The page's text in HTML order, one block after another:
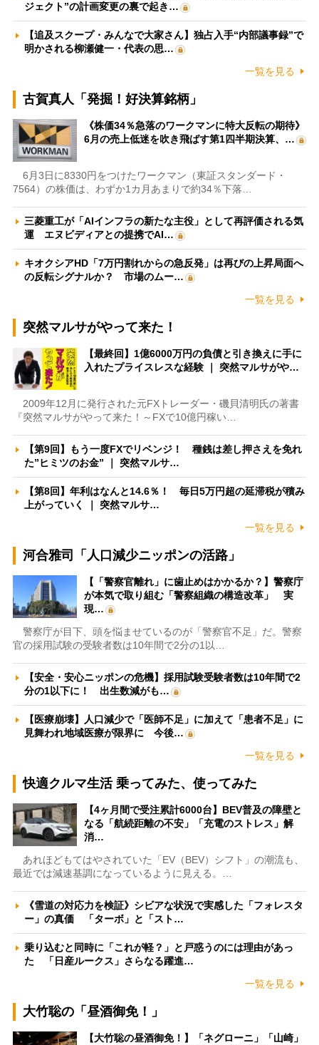
ジェクト”の計画変更の裏で起き…
【追及スクープ・みんなで大家さん】独占入手“内部議事録”で
明かされる柳瀬健一・代表の思…
一覧を見る
古賀真人「発掘！好決算銘柄」
《株価34％急落のワークマンに特大反転の期待》
6月の売上低迷を吹き飛ばす第1四半期決算、…
6月3日に8330円をつけたワークマン（東証スタンダード・
7564）の株価は、わずか1カ月あまりで約34％下落…
三菱重工が「AIインフラの新たな主役」として再評価される気
運 エヌビディアとの提携でAI…
キオクシアHD「7万円割れからの急反発」は再びの上昇局面へ
の反転シグナルか？ 市場のムー…
一覧を見る
突然マルサがやって来た！
【最終回】1億6000万円の負債と引き換えに手に
入れたプライスレスな経験 ｜ 突然マルサがや…
2009年12月に発行された元FXトレーダー・磯貝清明氏の著書
『突然マルサがやって来た！～FXで10億円稼い…
【第9回】もう一度FXでリベンジ！ 種銭は差し押さえを免れ
た”ヒミツのお金” ｜ 突然マルサ…
【第8回】年利はなんと14.6％！ 毎日5万円超の延滞税が積み
上がっていく ｜ 突然マルサ…
一覧を見る
河合雅司「人口減少ニッポンの活路」
【「警察官離れ」に歯止めはかかるか？】警察庁
が本気で取り組む「警察組織の構造改革」 実
現…
警察庁が目下、頭を悩ませているのが「警察官不足」だ。警察
官の採用試験の受験者数は10年間で2分の1以…
【安全・安心ニッポンの危機】採用試験受験者数は10年間で2
分の1以下に！ 出生数減がも…
【医療崩壊】人口減少で「医師不足」に加えて「患者不足」に
見舞われ地域医療が限界に 今後…
一覧を見る
快適クルマ生活 乗ってみた、使ってみた
【4ヶ月間で受注累計6000台】BEV普及の障壁と
なる「航続距離の不安」「充電のストレス」解
消…
あれほどもてはやされていた「EV（BEV）シフト」の潮流も、
最近では減速基調になっているように見える。…
《雪道の対応力を検証》シビアな状況で実感した「フォレスタ
ー」の真価 「ターボ」と「スト…
乗り込むと同時に「これが軽？」と戸惑うのには理由があっ
た 「日産ルークス」さらなる躍進…
一覧を見る
大竹聡の「昼酒御免！」
【大竹聡の昼酒御免！】「ネグローニ」「山崎」